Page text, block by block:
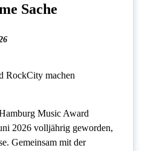
Sache
Music Award
2026 volljährig geworden,
Gemeinsam mit der